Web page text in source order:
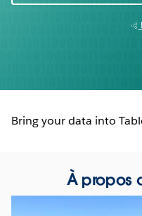
Bring your data into
À propos